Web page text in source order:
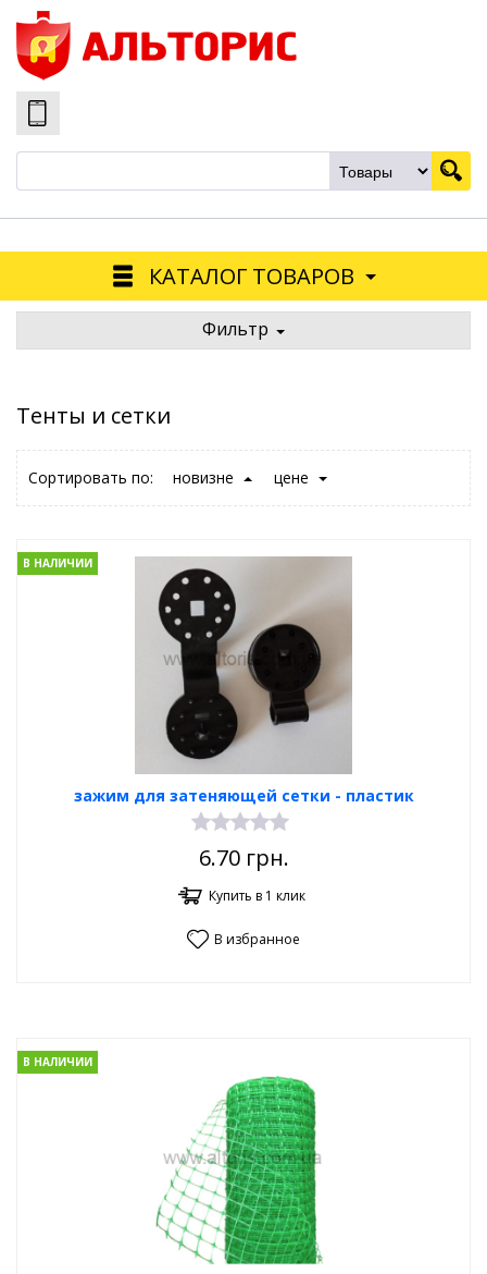
КАТАЛОГ ТОВАРОВ
Фильтр
Тенты и сетки
Сортировать по: новизне цене
зажим для затеняющей сетки - пластик
В НАЛИЧИИ
6.70грн.
Купить в 1 клик
В избранное
В НАЛИЧИИ